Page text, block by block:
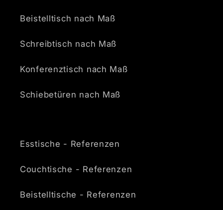
Beistelltisch nach Maß
Schreibtisch nach Maß
Konferenztisch nach Maß
Schiebetüren nach Maß
Esstische - Referenzen
Couchtische - Referenzen
Beistelltische - Referenzen